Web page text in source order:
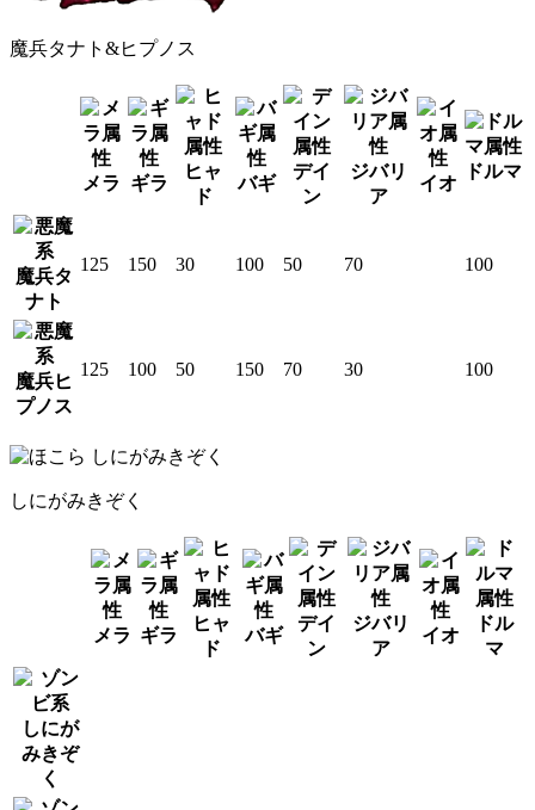
魔兵タナト&ヒプノス
メラ ギラ
ヒャ
ド
バギ
デイ
ン
ジバリ
ア
イオ
ドルマ
魔兵タ
ナト
125 150 30 100 50 70 100
魔兵ヒ
プノス
125 100 50 150 70 30 100
しにがみきぞく
メラ ギラ
ヒャ
ド
バギ
デイ
ン
ジバリ
ア
イオ
ドル
マ
しにが
みきぞ
く